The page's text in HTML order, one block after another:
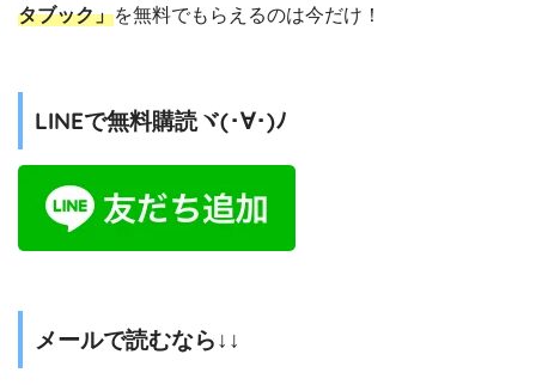
タブック」を無料でもらえるのは今だけ！
LINEで無料購読ヾ(･∀･)ﾉ
メールで読むなら↓↓